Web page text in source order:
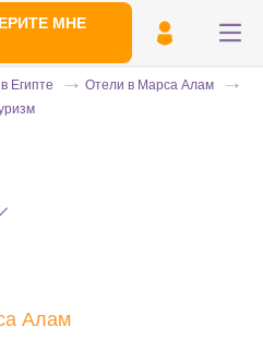
МНЕ
с вами и сделает
Египте
Отели в Марса Алам
Алам